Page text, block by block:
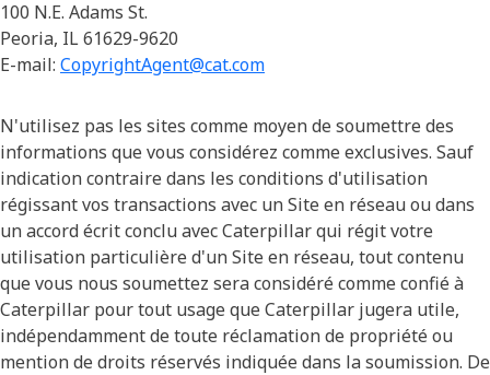
100 N.E. Adams St.
Peoria, IL 61629-9620
E-mail: CopyrightAgent@cat.com
N'utilisez pas les sites comme moyen de soumettre des
informations que vous considérez comme exclusives. Sauf
indication contraire dans les conditions d'utilisation
régissant vos transactions avec un Site en réseau ou dans
un accord écrit conclu avec Caterpillar qui régit votre
utilisation particulière d'un Site en réseau, tout contenu
que vous nous soumettez sera considéré comme confié à
Caterpillar pour tout usage que Caterpillar jugera utile,
indépendamment de toute réclamation de propriété ou
mention de droits réservés indiquée dans la soumission. De